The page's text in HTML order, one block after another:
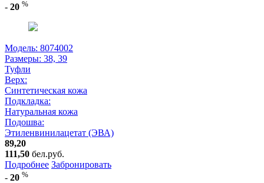
- 20 %
Модель: 8074002
Размеры: 38, 39
Туфли
Верх:
Синтетическая кожа
Подкладка:
Натуральная кожа
Подошва:
Этиленвинилацетат (ЭВА)
89,20
111,50 бел.руб.
Подробнее Забронировать
- 20 %